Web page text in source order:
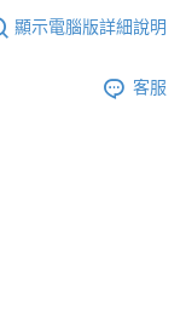
顯示電腦版詳細說明
客服